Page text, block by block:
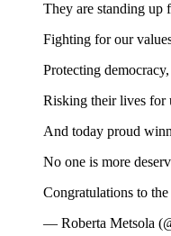
They are standing up
Fighting for our
Protecting
Risking their lives for
And today proud
No one is more
Congratulations to
— Roberta Metsola